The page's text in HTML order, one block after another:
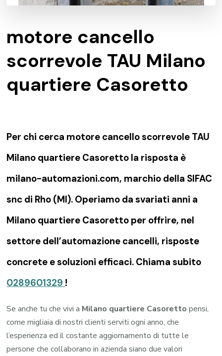
motore cancello
scorrevole TAU Milano
quartiere Casoretto
Per chi cerca motore cancello scorrevole TAU
Milano quartiere Casoretto la risposta è
milano-automazioni.com, marchio della SIFAC
snc di Rho (MI). Operiamo da svariati anni a
Milano quartiere Casoretto per offrire, nel
settore dell’automazione cancelli, risposte
concrete e soluzioni efficaci. Chiama subito
0289601329 !
Se anche tu che vivi a Milano quartiere Casoretto pensi,
come migliaia di nostri clienti serviti ogni anno, che
l’esperienza ed il costante aggiornamento di tutte le
persone che collaborano in azienda siano due valori